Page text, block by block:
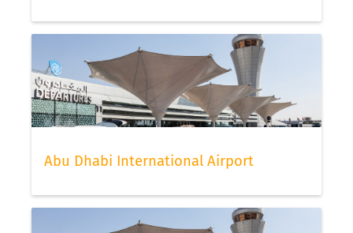
Abu Dhabi International Airport